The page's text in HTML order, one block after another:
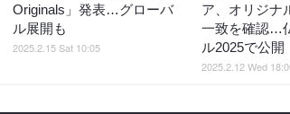
Originals」発表…グローバ
ル展開も
2025.2.15 Sat 10:05
ア、オリジナ
一致を確認…
ル2025で公開
2025.2.12 Wed